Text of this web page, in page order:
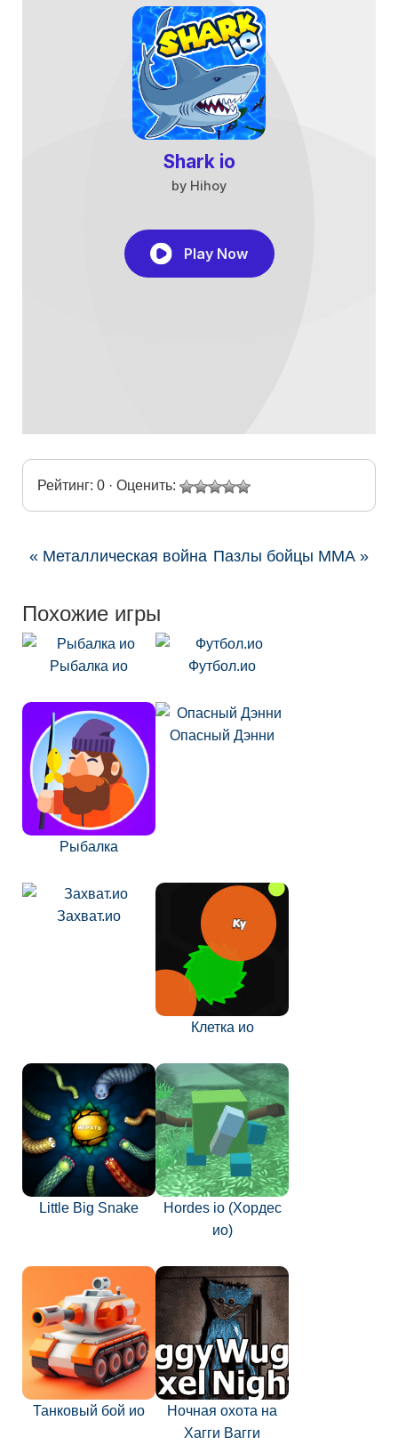
Рейтинг: 0 · Оценить:
« Металлическая война Пазлы бойцы ММА »
Похожие игры
Рыбалка ио Футбол.ио
Рыбалка
Опасный Дэнни
Захват.ио
Клетка ио
Little Big Snake
Hordes io (Хордес
ио)
Танковый бой ио
Ночная охота на
Хагги Вагги